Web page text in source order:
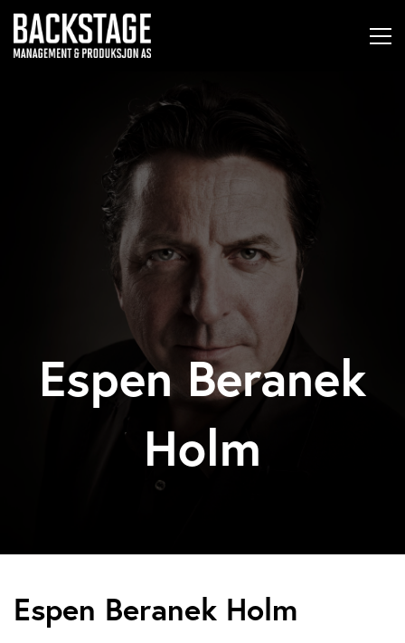
Espen Beranek
Holm
E
Espen Beranek Holm